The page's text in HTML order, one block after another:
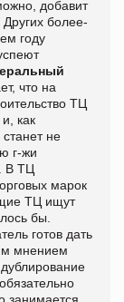
добавит
более-
году
что на
ТЦ
как
не
г-жи
В ТЦ
марок
ТЦ ищут
бы.
готов дать
мнением
занимается